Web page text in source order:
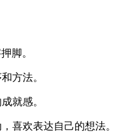
脚。
方法。
就感。
喜欢表达自己的想法。